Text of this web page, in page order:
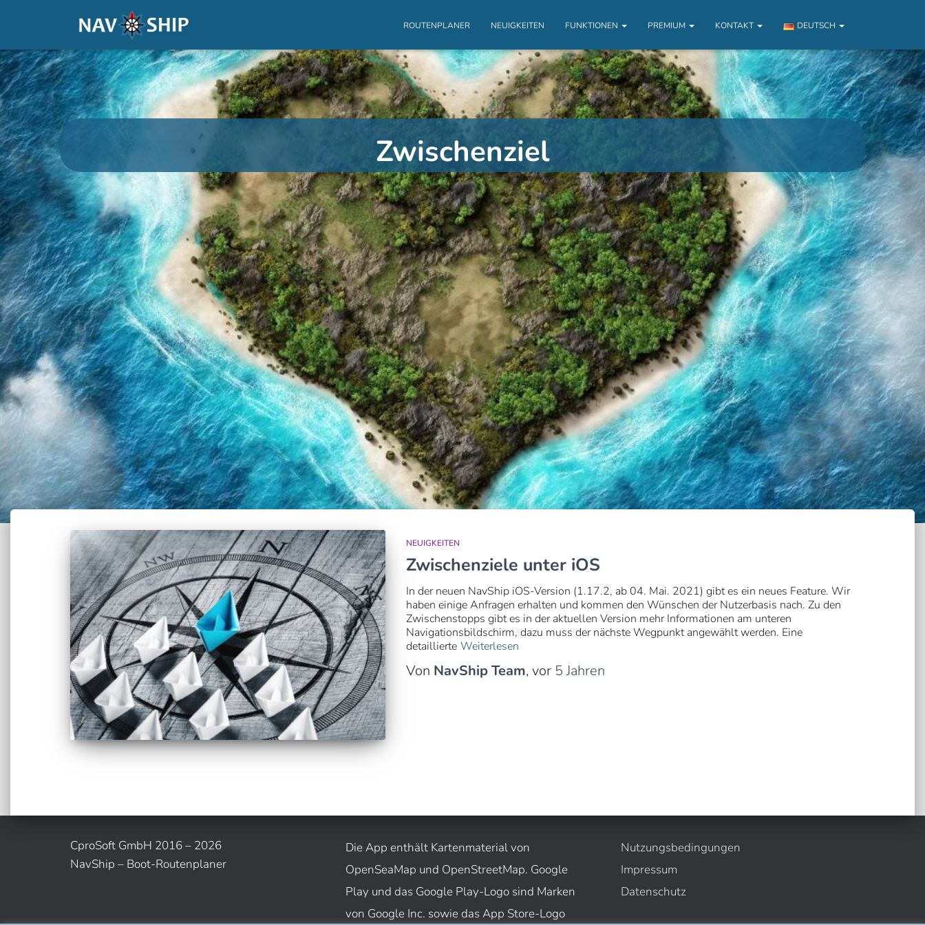
ROUTENPLANER NEUIGKEITEN FUNKTIONEN PREMIUM KONTAKT DEUTSCH
Zwischenziel
NEUIGKEITEN
Zwischenziele unter iOS
In der neuen NavShip iOS-Version (1.17.2, ab 04. Mai. 2021) gibt es ein neues Feature. Wir
haben einige Anfragen erhalten und kommen den Wünschen der Nutzerbasis nach. Zu den
Zwischenstopps gibt es in der aktuellen Version mehr Informationen am unteren
Navigationsbildschirm, dazu muss der nächste Wegpunkt angewählt werden. Eine
detaillierte Weiterlesen
Von NavShip Team, vor 5 Jahren
CproSoft GmbH 2016 – 2026
NavShip – Boot-Routenplaner
Die App enthält Kartenmaterial von
OpenSeaMap und OpenStreetMap. Google
Play und das Google Play-Logo sind Marken
von Google Inc. sowie das App Store-Logo
Nutzungsbedingungen
Impressum
Datenschutz